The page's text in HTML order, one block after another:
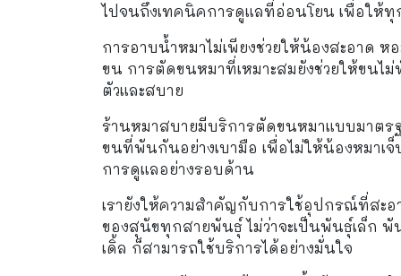
ไปจนถึงเทคนิคการดูแลที่อ่อนโยน เพื่อให้
การอาบน้ำหมาไม่เพียงช่วยให้น้องสะอาด
ขน การตัดขนหมาที่เหมาะสมยังช่วยให้ขนไ
ตัวและสบาย
ร้านหมาสบายมีบริการตัดขนหมาแบบมาตร
ขนที่พันกันอย่างเบามือ เพื่อไม่ให้น้องหมาเ
การดูแลอย่างรอบด้าน
เรายังให้ความสำคัญกับการใช้อุปกรณ์ที่สะ
ของสุนัขทุกสายพันธุ์ ไม่ว่าจะเป็นพันธุ์เล็ก
เดิ้ล ก็สามารถใช้บริการได้อย่างมั่นใจ